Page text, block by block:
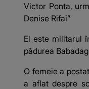
Victor Ponta,
Denise Rifai”
El este militarul
pădurea
O femeie a
a aflat despre